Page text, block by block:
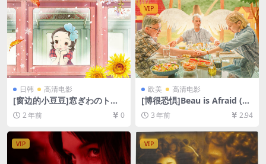
日韩 高清电影
[窗边的小豆豆]窓ぎわのトッ
トちゃん (2023)[百度网盘+夸
克网盘1080P超清未删减资源]
7GB][中文字幕]
2 年前 0
VIP
欧美 高清电影
[博很恐惧]Beau is Afraid (20
23)[百度网盘+迅雷云盘资源1
080P超清未删减][MP4/10G
3 年前 2.94
VIP VIP